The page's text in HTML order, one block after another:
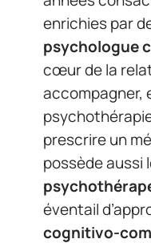
enrichies par
psychologue
cœur de la
accompagner,
prescrire un
possède aussi
éventail
cognitivo-